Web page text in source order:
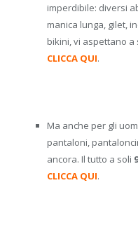
imperdibile: diversi
manica lunga, gilet,
bikini, vi aspettano a
CLICCA QUI.
Ma anche per gli
pantaloni,
ancora. Il tutto a soli
CLICCA QUI.